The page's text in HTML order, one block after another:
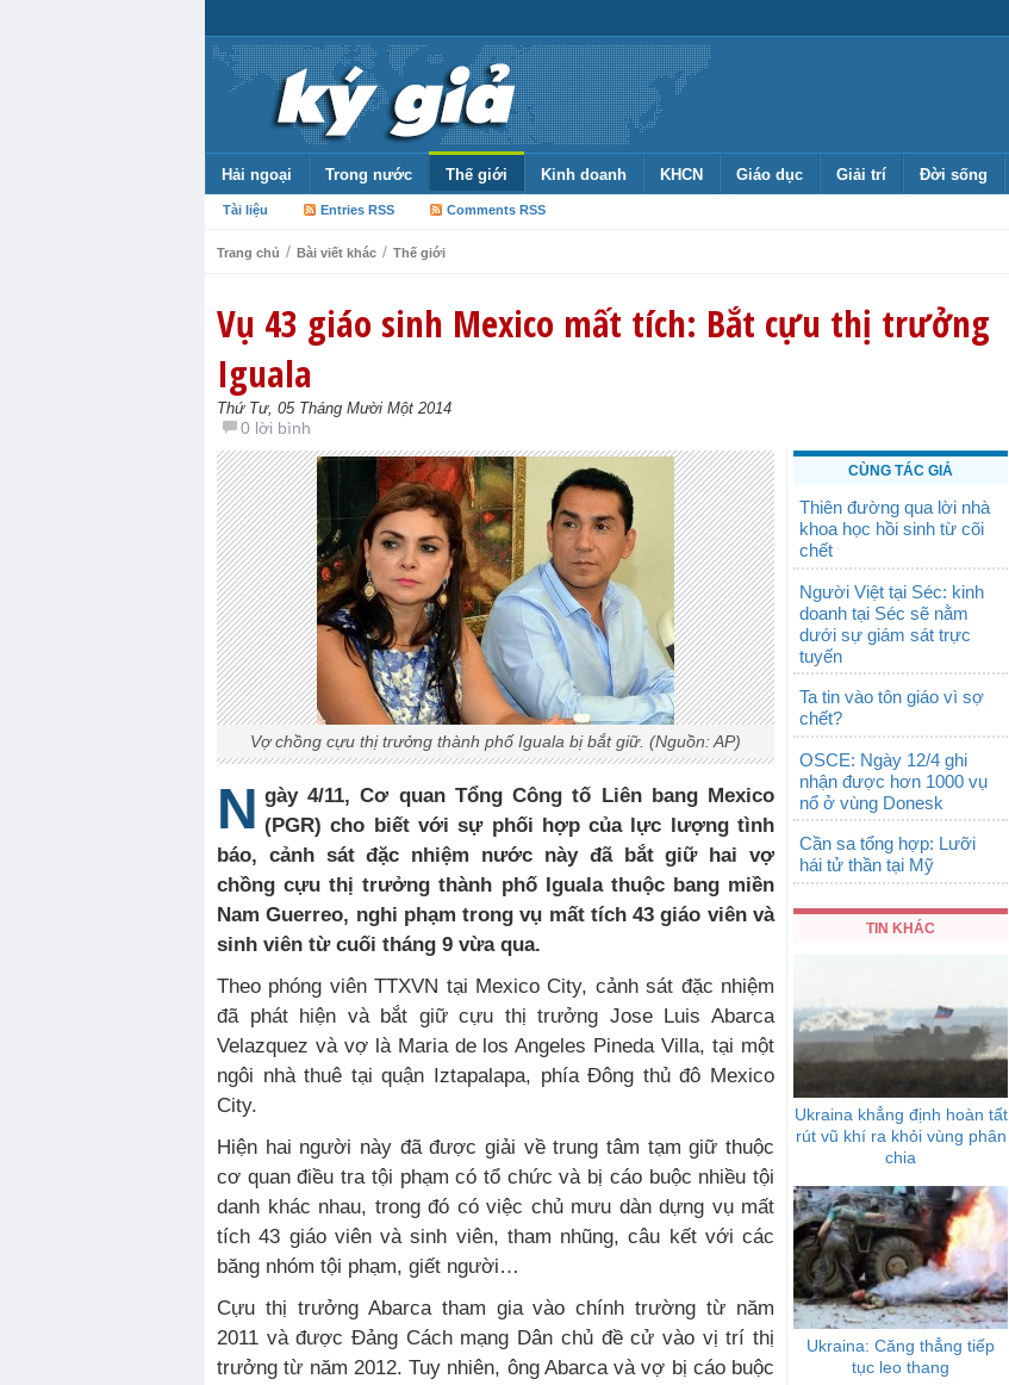
Hải ngoại Trong nước Thế giới Kinh doanh KHCN Giáo dục Giải trí Đời sống
Tài liệu Entries RSS Comments RSS
Trang chủ / Bài viết khác / Thế giới
Vụ 43 giáo sinh Mexico mất tích: Bắt cựu thị trưởng
Iguala
Thứ Tư, 05 Tháng Mười Một 2014
0 lời bình
Vợ chồng cựu thị trưởng thành phố Iguala bị bắt giữ. (Nguồn: AP)
N gày 4/11, Cơ quan Tổng Công tố Liên bang Mexico
(PGR) cho biết với sự phối hợp của lực lượng tình
báo, cảnh sát đặc nhiệm nước này đã bắt giữ hai vợ
chồng cựu thị trưởng thành phố Iguala thuộc bang miền
Nam Guerreo, nghi phạm trong vụ mất tích 43 giáo viên và
sinh viên từ cuối tháng 9 vừa qua.
Theo phóng viên TTXVN tại Mexico City, cảnh sát đặc nhiệm
đã phát hiện và bắt giữ cựu thị trưởng Jose Luis Abarca
Velazquez và vợ là Maria de los Angeles Pineda Villa, tại một
ngôi nhà thuê tại quận Iztapalapa, phía Đông thủ đô Mexico
City.
Hiện hai người này đã được giải về trung tâm tạm giữ thuộc
cơ quan điều tra tội phạm có tổ chức và bị cáo buộc nhiều tội
danh khác nhau, trong đó có việc chủ mưu dàn dựng vụ mất
tích 43 giáo viên và sinh viên, tham nhũng, câu kết với các
băng nhóm tội phạm, giết người…
Cựu thị trưởng Abarca tham gia vào chính trường từ năm
2011 và được Đảng Cách mạng Dân chủ đề cử vào vị trí thị
trưởng từ năm 2012. Tuy nhiên, ông Abarca và vợ bị cáo buộc
CÙNG TÁC GIẢ
Thiên đường qua lời nhà
khoa học hồi sinh từ cõi
chết
Người Việt tại Séc: kinh
doanh tại Séc sẽ nằm
dưới sự giám sát trực
tuyến
Ta tin vào tôn giáo vì sợ
chết?
OSCE: Ngày 12/4 ghi
nhận được hơn 1000 vụ
nổ ở vùng Donesk
Cần sa tổng hợp: Lưỡi
hái tử thần tại Mỹ
TIN KHÁC
Ukraina khẳng định hoàn tất
rút vũ khí ra khỏi vùng phân
chia
Ukraina: Căng thẳng tiếp
tục leo thang